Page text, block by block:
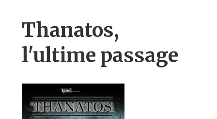
Thanatos,
l'ultime passage